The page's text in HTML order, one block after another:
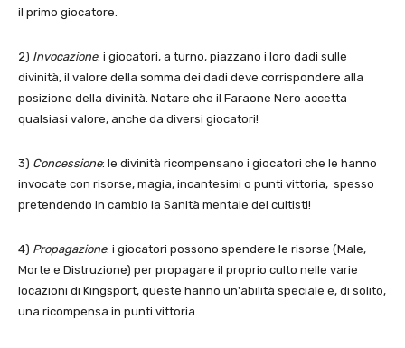
il primo giocatore.
2) Invocazione: i giocatori, a turno, piazzano i loro dadi sulle
divinità, il valore della somma dei dadi deve corrispondere alla
posizione della divinità. Notare che il Faraone Nero accetta
qualsiasi valore, anche da diversi giocatori!
3) Concessione: le divinità ricompensano i giocatori che le hanno
invocate con risorse, magia, incantesimi o punti vittoria, spesso
pretendendo in cambio la Sanità mentale dei cultisti!
4) Propagazione: i giocatori possono spendere le risorse (Male,
Morte e Distruzione) per propagare il proprio culto nelle varie
locazioni di Kingsport, queste hanno un'abilità speciale e, di solito,
una ricompensa in punti vittoria.